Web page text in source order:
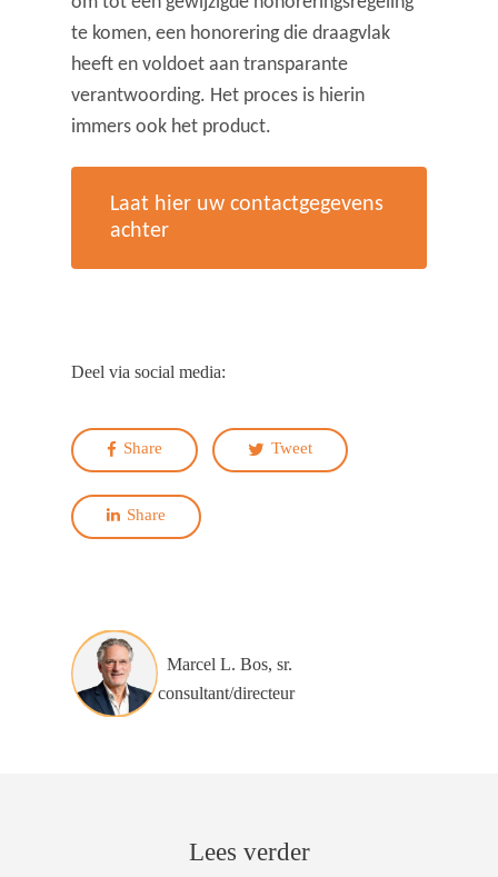
te komen, een honorering die draagvlak
heeft en voldoet aan transparante
verantwoording. Het proces is hierin
immers ook het product.
Laat hier uw contactgegevens
achter
Deel via social media:
Share Tweet
Share
Marcel L. Bos, sr.
consultant/directeur
Lees verder